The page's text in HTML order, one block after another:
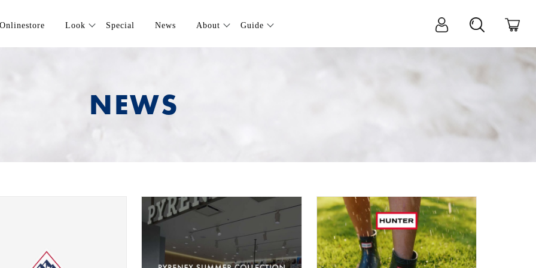
Onlinestore Look Special News About Guide
NEWS